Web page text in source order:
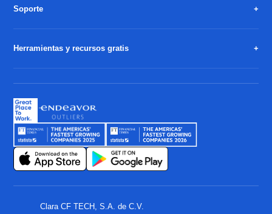
Soporte
Herramientas y recursos gratis
Clara CF TECH, S.A. de C.V.